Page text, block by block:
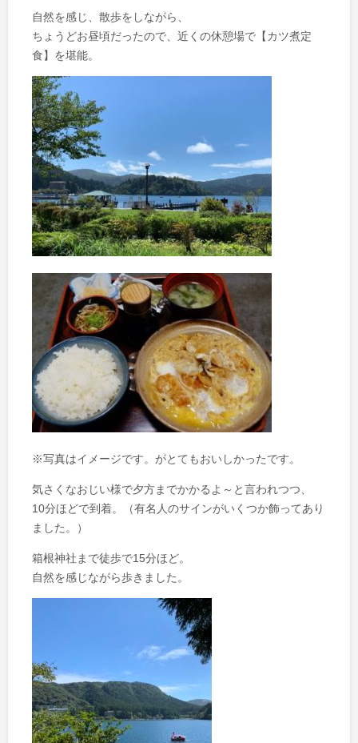
自然を感じ、散歩をしながら、
ちょうどお昼頃だったので、近くの休憩場で【カツ煮定
食】を堪能。
※写真はイメージです。がとてもおいしかったです。
気さくなおじい様で夕方までかかるよ～と言われつつ、
10分ほどで到着。（有名人のサインがいくつか飾ってあり
ました。）
箱根神社まで徒歩で15分ほど。
自然を感じながら歩きました。